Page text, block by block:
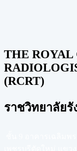
THE ROYAL
(RCRT)
ราชวิทยาลัย